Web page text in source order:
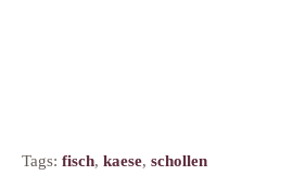
Tags: fisch, kaese, schollen